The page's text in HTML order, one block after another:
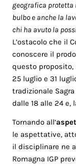
geografica protetta
bulbo e anche la
chi ha avuto la
L’ostacolo che il
conoscere il
questo
25 luglio e 31
tradizionale
dalle 18 alle 24 e,
Tornando all’
le aspettative,
il disciplinare ne
Romagna IGP